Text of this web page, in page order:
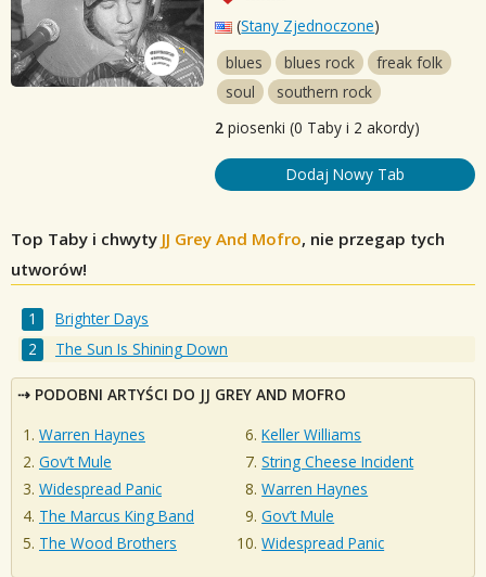
(Stany Zjednoczone)
blues
blues rock
freak folk
soul
southern rock
2 piosenki (0 Taby i 2 akordy)
Dodaj Nowy Tab
Top Taby i chwyty JJ Grey And Mofro, nie przegap tych
utworów!
Brighter Days
The Sun Is Shining Down
PODOBNI ARTYŚCI DO JJ GREY AND MOFRO
Warren Haynes
Gov’t Mule
Widespread Panic
The Marcus King Band
The Wood Brothers
Keller Williams
String Cheese Incident
Warren Haynes
Gov’t Mule
Widespread Panic